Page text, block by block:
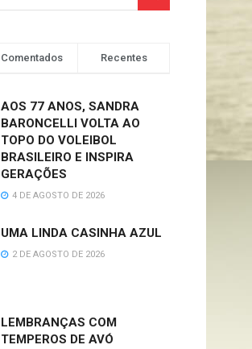
Comentados Recentes
AOS 77 ANOS, SANDRA
BARONCELLI VOLTA AO
TOPO DO VOLEIBOL
BRASILEIRO E INSPIRA
GERAÇÕES
4 DE AGOSTO DE 2026
UMA LINDA CASINHA AZUL
2 DE AGOSTO DE 2026
LEMBRANÇAS COM
TEMPEROS DE AVÓ